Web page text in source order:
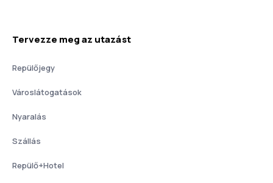
Tervezze meg az utazást
Repülőjegy
Városlátogatások
Nyaralás
Szállás
Repülő+Hotel